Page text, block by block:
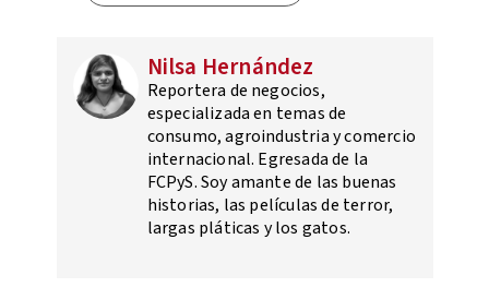
Nilsa Hernández
Reportera de negocios,
especializada en temas de
consumo, agroindustria y comercio
internacional. Egresada de la
FCPyS. Soy amante de las buenas
historias, las películas de terror,
largas pláticas y los gatos.